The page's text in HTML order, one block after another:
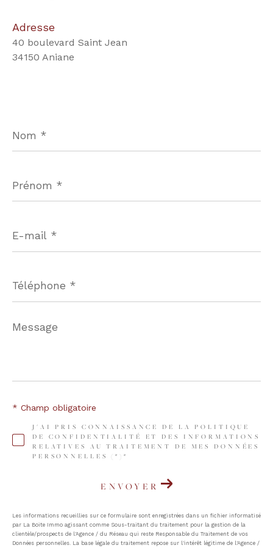
Adresse
40 boulevard Saint Jean
34150 Aniane
*
*
mail
*
*
Message
*
J'AI PRIS CONNAISSANCE DE LA POLITIQUE
DE CONFIDENTIALITÉ ET DES INFORMATIONS
RELATIVES AU TRAITEMENT DE MES DONNÉES
PERSONNELLES (*)*
* Champ obligatoire
ENVOYER
Les informations recueillies sur ce formulaire sont enregistrées dans un fichier informatisé
par La Boite Immo agissant comme Sous-traitant du traitement pour la gestion de la
clientèle/prospects de l'Agence / du Réseau qui reste Responsable du Traitement de vos
Données personnelles. La base légale du traitement repose sur l'intérêt légitime de l'Agence /